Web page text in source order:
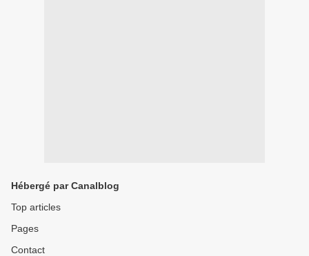
Hébergé par Canalblog
Top articles
Pages
Contact